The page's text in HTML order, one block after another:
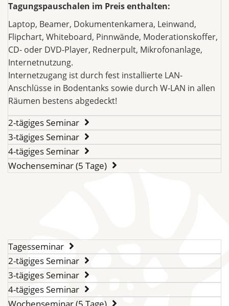
Tagungspauschalen im Preis enthalten:
Laptop, Beamer, Dokumentenkamera, Leinwand,
Flipchart, Whiteboard, Pinnwände, Moderationskoffer,
CD- oder DVD-Player, Rednerpult, Mikrofonanlage,
Internetnutzung.
Internetzugang ist durch fest installierte LAN-
Anschlüsse in Bodentanks sowie durch W-LAN in allen
Räumen bestens abgedeckt!
2-tägiges Seminar
3-tägiges Seminar
4-tägiges Seminar
Wochenseminar (5 Tage)
Tagesseminar
2-tägiges Seminar
3-tägiges Seminar
4-tägiges Seminar